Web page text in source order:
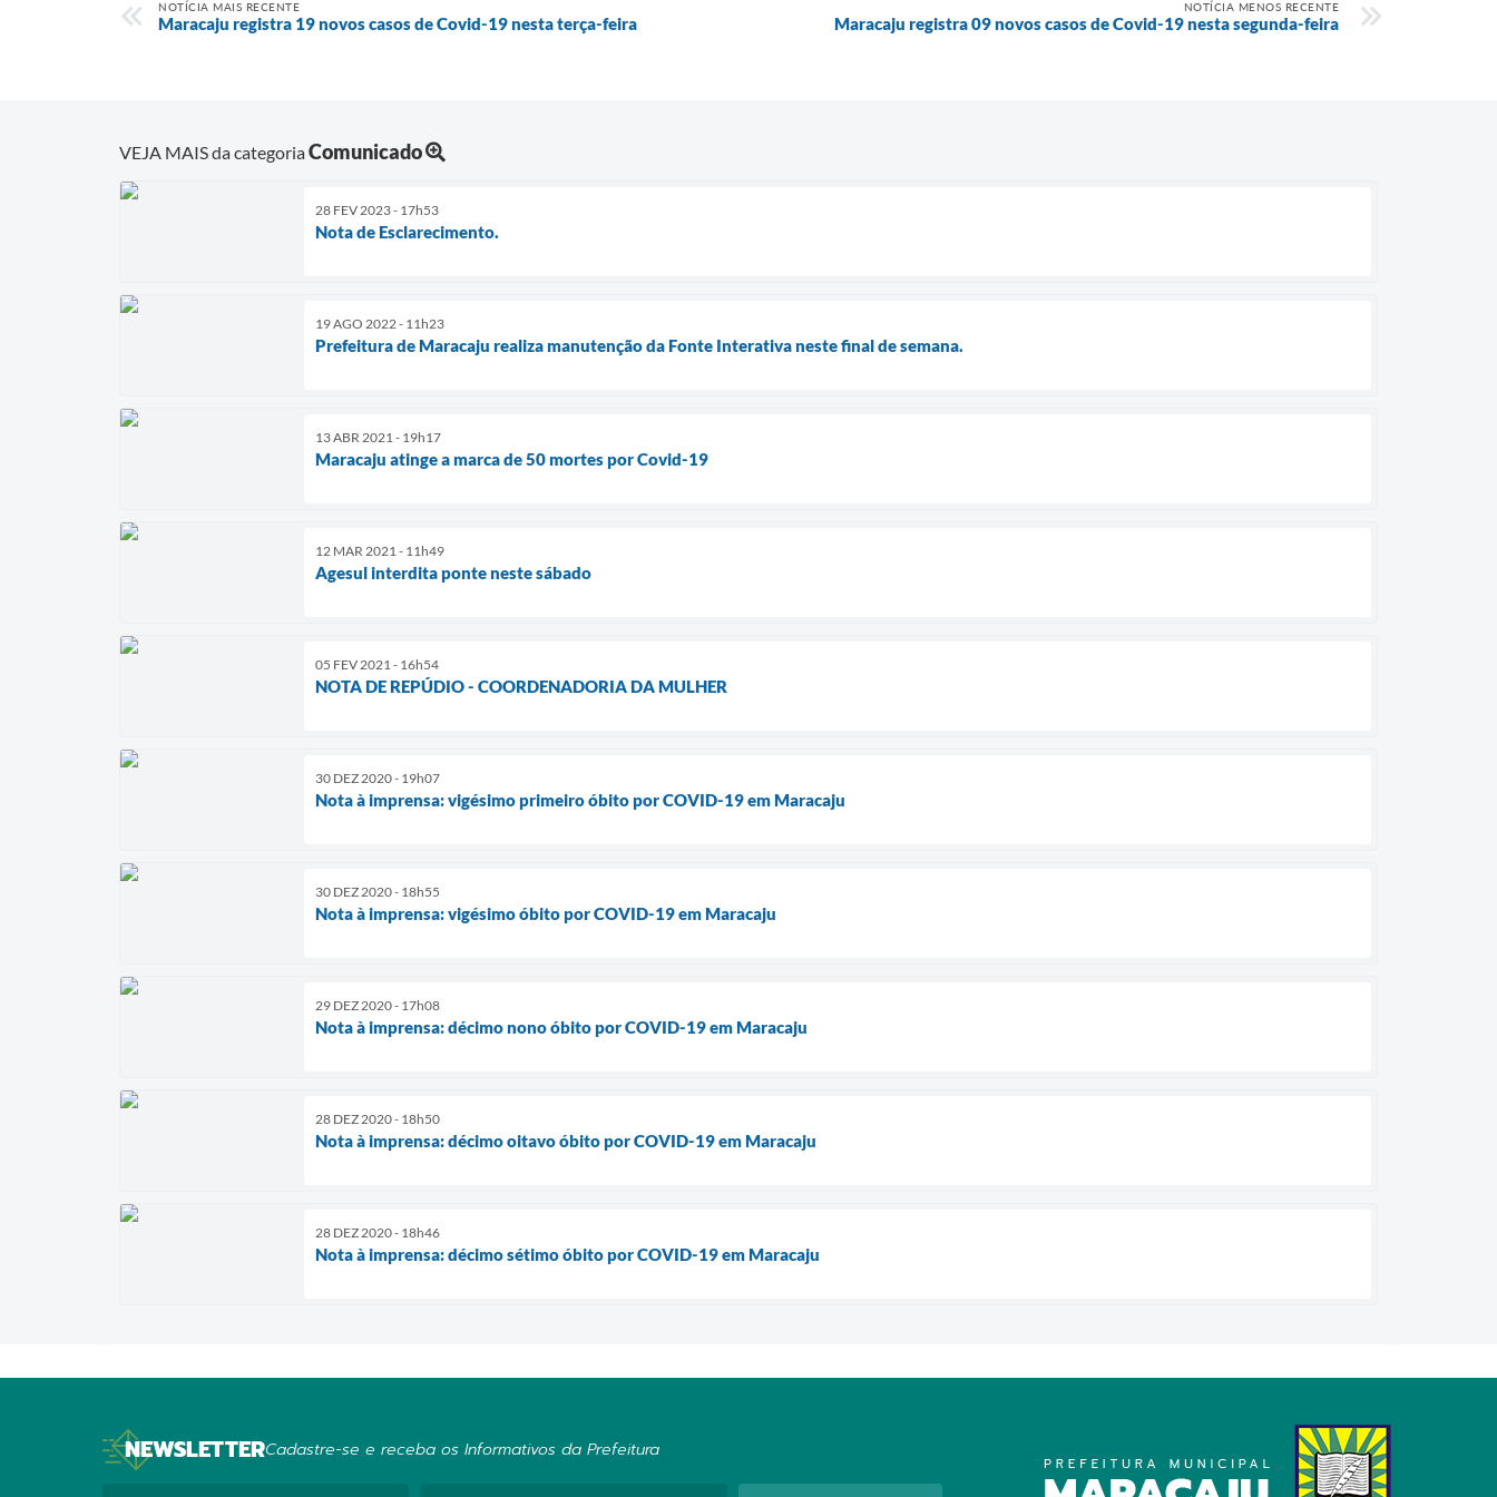
NOTÍCIA MAIS RECENTE
Maracaju registra 19 novos casos de Covid-19 nesta terça-feira
NOTÍCIA MENOS RECENTE
Maracaju registra 09 novos casos de Covid-19 nesta segunda-feira
VEJA MAIS da categoriaComunicado
28 FEV 2023 - 17h53
Nota de Esclarecimento.
19 AGO 2022 - 11h23
Prefeitura de Maracaju realiza manutenção da Fonte Interativa neste final de semana.
13 ABR 2021 - 19h17
Maracaju atinge a marca de 50 mortes por Covid-19
12 MAR 2021 - 11h49
Agesul interdita ponte neste sábado
05 FEV 2021 - 16h54
NOTA DE REPÚDIO - COORDENADORIA DA MULHER
30 DEZ 2020 - 19h07
Nota à imprensa: vigésimo primeiro óbito por COVID-19 em Maracaju
30 DEZ 2020 - 18h55
Nota à imprensa: vigésimo óbito por COVID-19 em Maracaju
29 DEZ 2020 - 17h08
Nota à imprensa: décimo nono óbito por COVID-19 em Maracaju
28 DEZ 2020 - 18h50
Nota à imprensa: décimo oitavo óbito por COVID-19 em Maracaju
28 DEZ 2020 - 18h46
Nota à imprensa: décimo sétimo óbito por COVID-19 em Maracaju
NEWSLETTERCadastre-se e receba os Informativos da Prefeitura